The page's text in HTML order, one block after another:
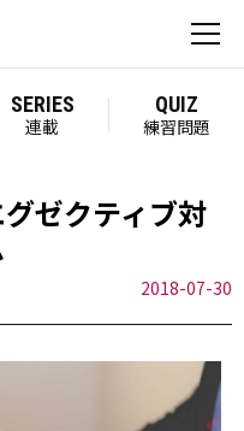
SERIES
連載
QUIZ
練習問題
ゼクティブ対
2018-07-30